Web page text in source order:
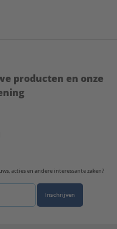
producten en onze
acties en andere interessante zaken?
Inschrijven